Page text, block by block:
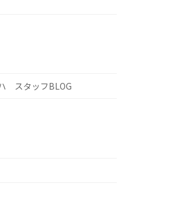
スタッフBLOG